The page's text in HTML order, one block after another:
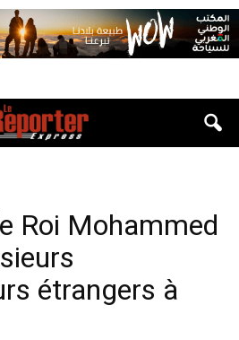
Roi Mohammed
étrangers à